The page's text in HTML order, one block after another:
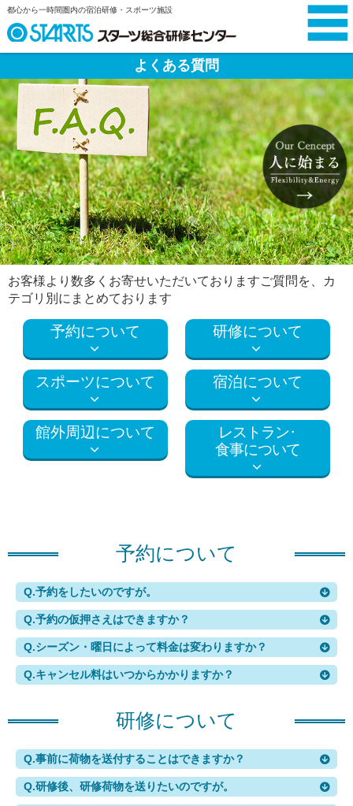
都心から一時間圏内の宿泊研修・スポーツ施設
よくある質問
お客様より数多くお寄せいただいておりますご質問を、
カ
テゴリ別にまとめております
予約について 研修について
スポーツについて 宿泊について
館外周辺について
レストラン･
食事について
予約について
Q.予約をしたいのですが。
Q.予約の仮押さえはできますか？
Q.シーズン・曜日によって料金は変わりますか？
Q.キャンセル料はいつからかかりますか？
研修について
Q.事前に荷物を送付することはできますか？
Q.研修後、研修荷物を送りたいのですが。